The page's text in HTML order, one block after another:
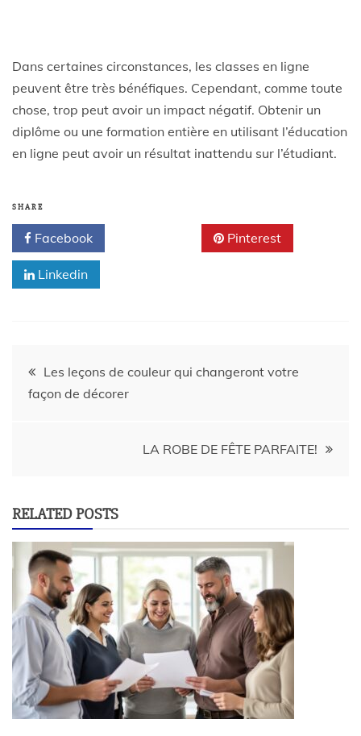
Dans certaines circonstances, les classes en ligne
peuvent être très bénéfiques. Cependant, comme toute
chose, trop peut avoir un impact négatif. Obtenir un
diplôme ou une formation entière en utilisant l’éducation
en ligne peut avoir un résultat inattendu sur l’étudiant.
SHARE
Facebook Pinterest
Linkedin
Les leçons de couleur qui changeront votre
façon de décorer
LA ROBE DE FÊTE PARFAITE!
RELATED POSTS